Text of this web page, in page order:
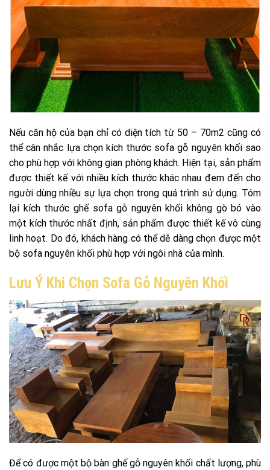
Nếu căn hộ của bạn chỉ có diện tích từ 50 – 70m2 cũng có
thể cân nhắc lựa chọn kích thước sofa gỗ nguyên khối sao
cho phù hợp với không gian phòng khách. Hiện tại, sản phẩm
được thiết kế với nhiều kích thước khác nhau đem đến cho
người dùng nhiều sự lựa chọn trong quá trình sử dụng. Tóm
lại kích thước ghế sofa gỗ nguyên khối không gò bó vào
một kích thước nhất định, sản phẩm được thiết kế vô cùng
linh hoạt. Do đó, khách hàng có thể dễ dàng chọn được một
bộ sofa nguyên khối phù hợp với ngôi nhà của mình.
Lưu Ý Khi Chọn Sofa Gỗ Nguyên Khối
Để có được một bộ bàn ghế gỗ nguyên khối chất lượng, phù